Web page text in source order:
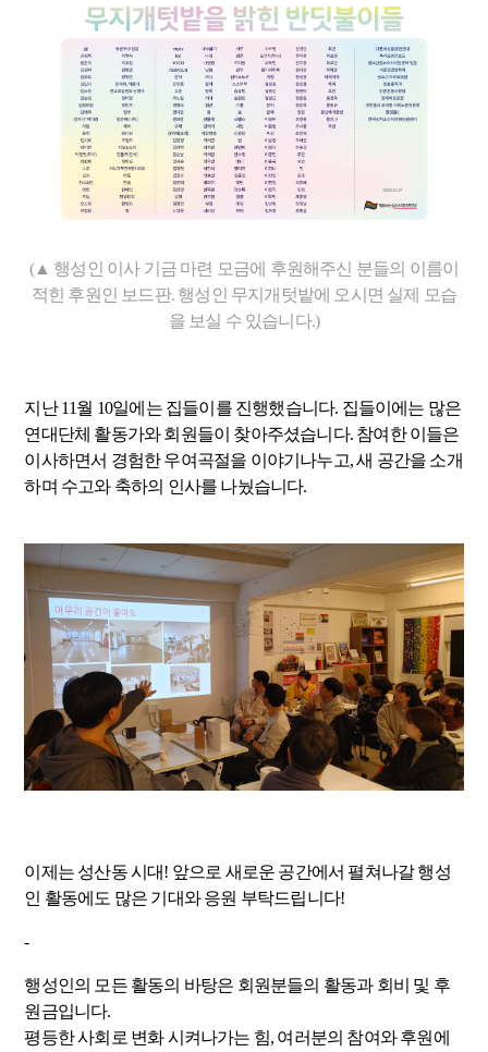
(▲ 행성인 이사 기금 마련 모금에 후원해주신 분들의 이름이
적힌 후원인 보드판. 행성인 무지개텃밭에 오시면 실제 모습
을 보실 수 있습니다.)
지난 11월 10일에는 집들이를 진행했습니다. 집들이에는 많은
연대단체 활동가와 회원들이 찾아주셨습니다. 참여한 이들은
이사하면서 경험한 우여곡절을 이야기나누고, 새 공간을 소개
하며 수고와 축하의 인사를 나눴습니다.
이제는 성산동 시대! 앞으로 새로운 공간에서 펼쳐나갈 행성
인 활동에도 많은 기대와 응원 부탁드립니다!
-
행성인의 모든 활동의 바탕은 회원분들의 활동과 회비 및 후
원금입니다.
평등한 사회로 변화 시켜나가는 힘, 여러분의 참여와 후원에